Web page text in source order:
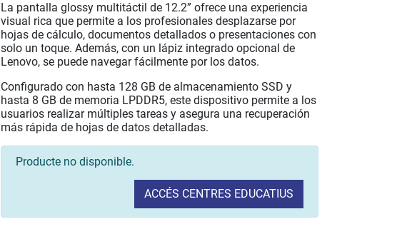
La pantalla glossy multitáctil de 12.2” ofrece una experiencia
visual rica que permite a los profesionales desplazarse por
hojas de cálculo, documentos detallados o presentaciones con
solo un toque. Además, con un lápiz integrado opcional de
Lenovo, se puede navegar fácilmente por los datos.
Configurado con hasta 128 GB de almacenamiento SSD y
hasta 8 GB de memoria LPDDR5, este dispositivo permite a los
usuarios realizar múltiples tareas y asegura una recuperación
más rápida de hojas de datos detalladas.
Producte no disponible.
ACCÉS CENTRES EDUCATIUS